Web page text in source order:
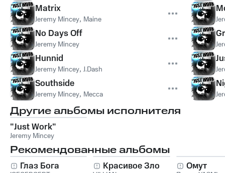
Matrix
Jeremy Mincey, Maine
No Days Off
Jeremy Mincey
Hunnid
Jeremy Mincey, J.Dash
Southside
Jeremy Mincey, Mecca
Другие альбомы исполнителя
"Just Work"
Jeremy Mincey
Рекомендованные альбомы
Глаз Бога Красивое Зло Омут